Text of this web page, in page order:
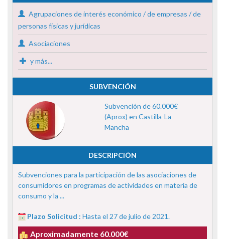
Agrupaciones de interés económico / de empresas / de
personas físicas y jurídicas
Asociaciones
y más...
SUBVENCIÓN
Subvención de 60.000€
(Aprox) en Castilla-La
Mancha
DESCRIPCIÓN
Subvenciones para la participación de las asociaciones de
consumidores en programas de actividades en materia de
consumo y la ...
Plazo Solicitud : Hasta el 27 de julio de 2021.
Aproximadamente 60.000€